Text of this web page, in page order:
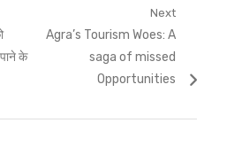
के
Next
Next
Agra’s Tourism Woes: A
saga of missed
Opportunities